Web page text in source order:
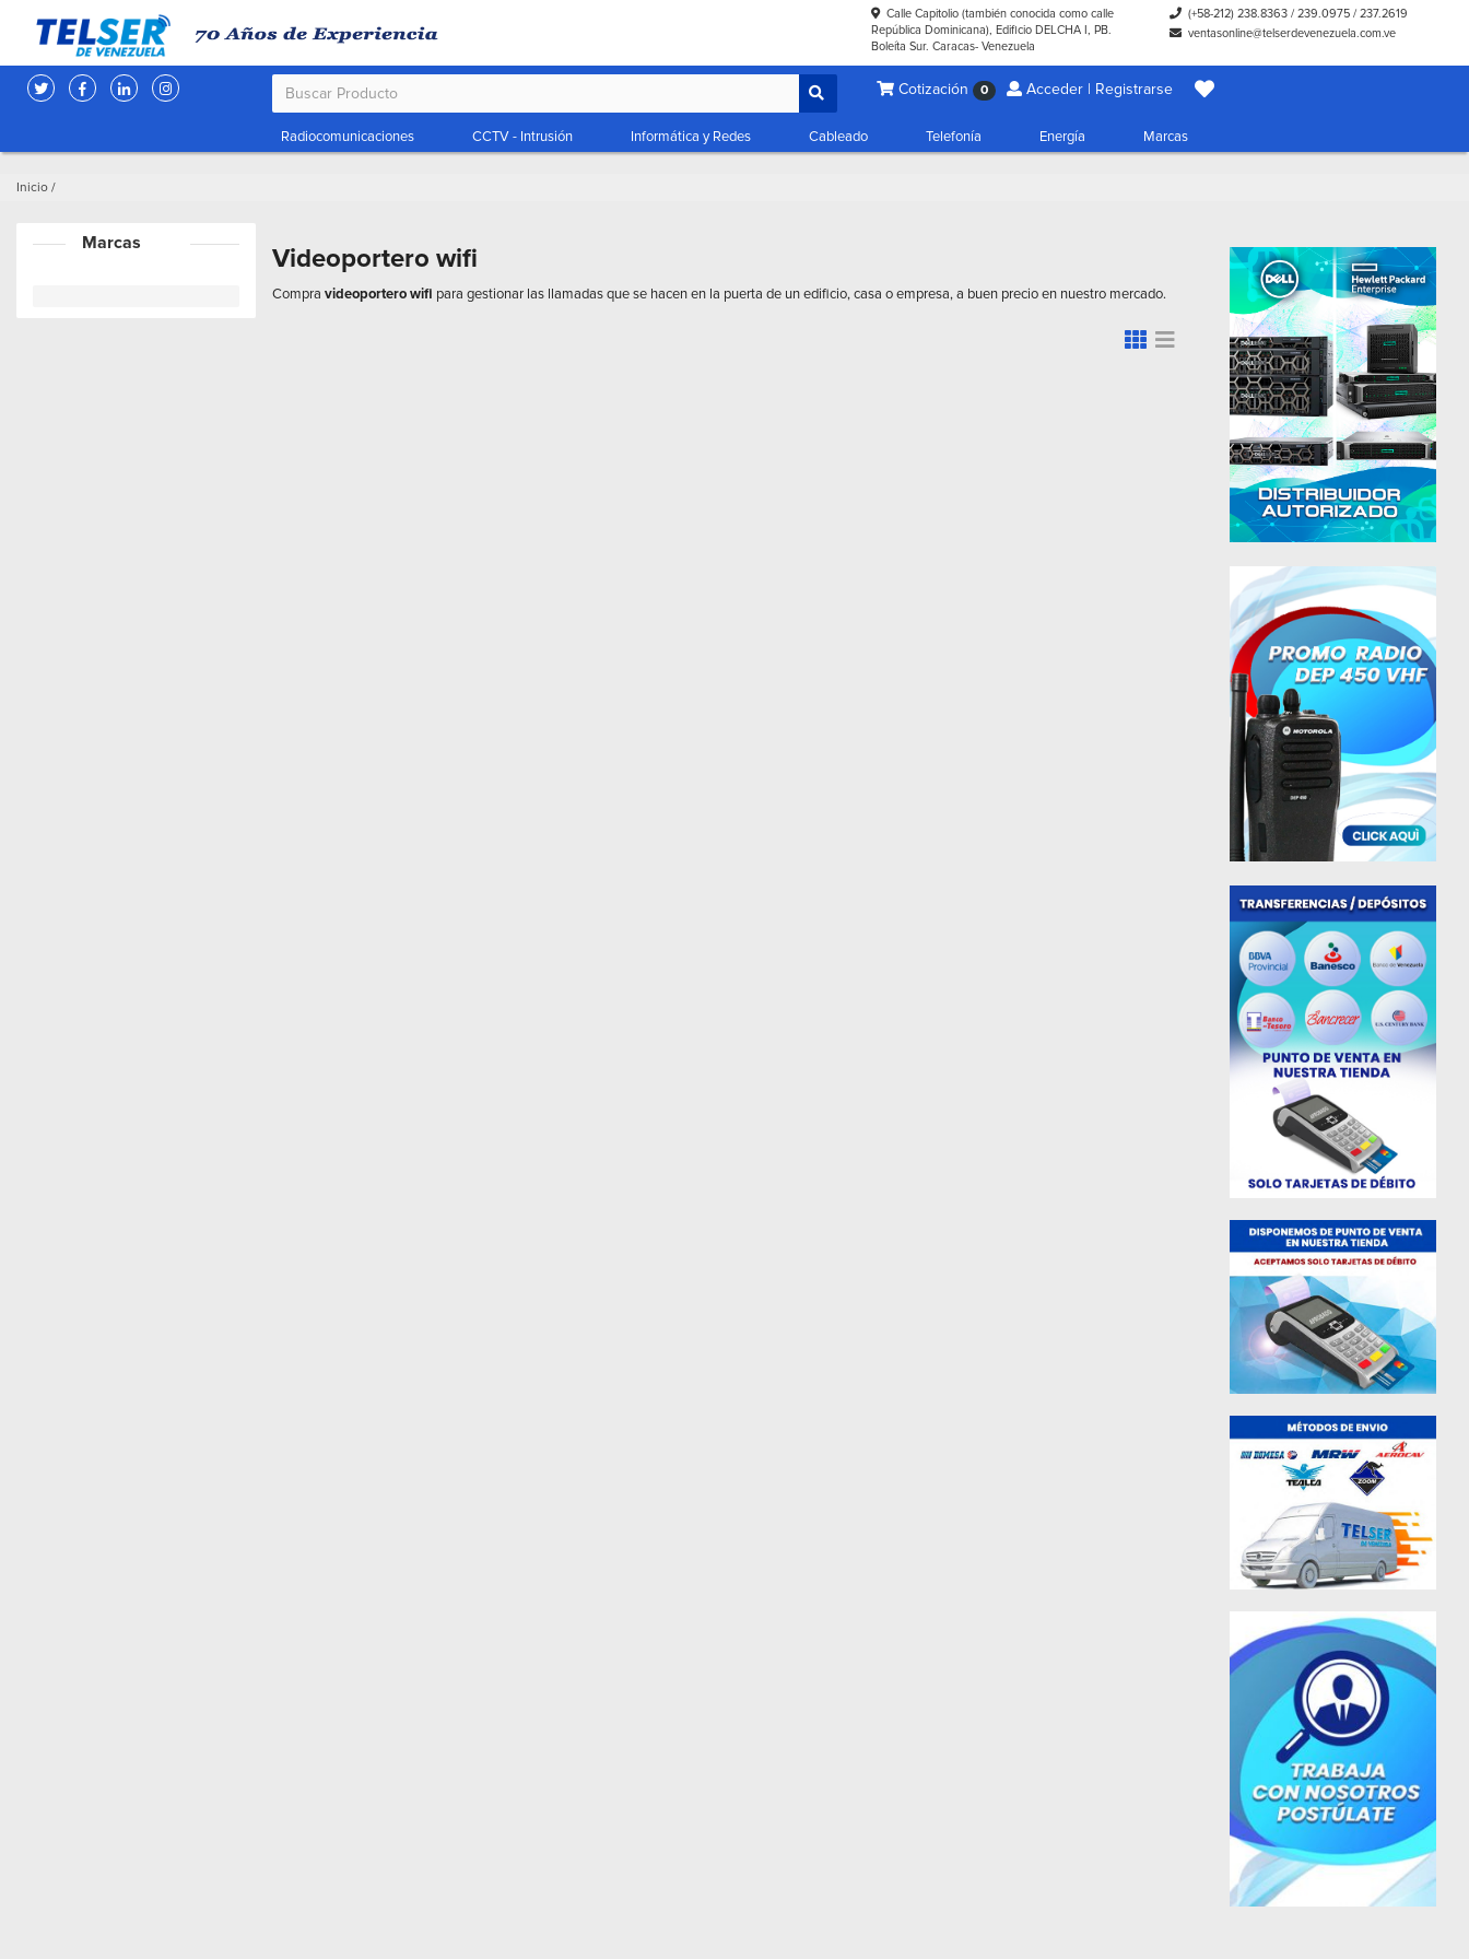
Calle Capitolio (también conocida como calle
República Dominicana), Edificio DELCHA I, PB.
Boleíta Sur. Caracas- Venezuela
(+58-212) 238.8363 /239.0975 /237.2619
ventasonline@telserdevenezuela.com.ve
Cotización 0 Acceder | Registrarse
Radiocomunicaciones CCTV - Intrusión Informática y Redes Cableado Telefonía Energía Marcas
Inicio /
Marcas Videoportero wifi
Compra videoportero wifi para gestionar las llamadas que se hacen en la puerta de un edificio, casa o empresa, a buen precio en nuestro mercado.